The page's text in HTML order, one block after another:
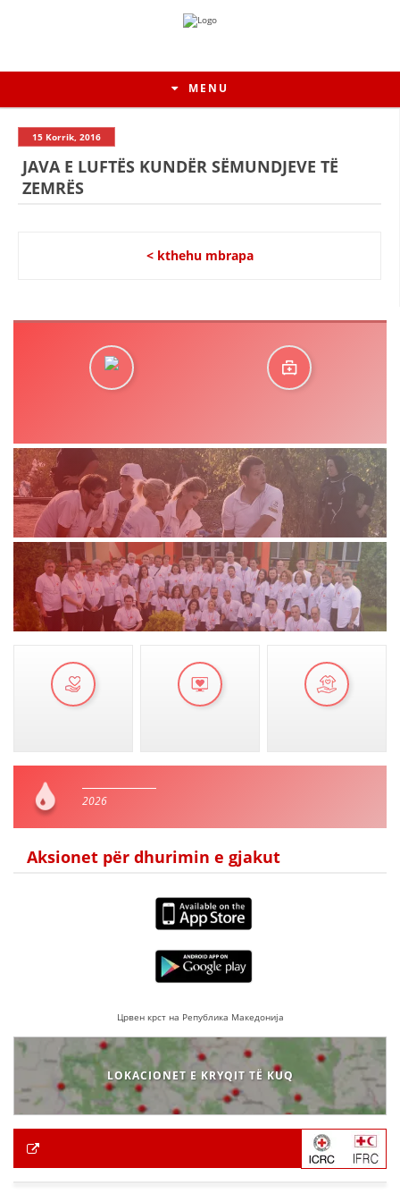
MENU
VEPRIMTARI
DORACAKË
STRATEGJI
MATERIAL EDUKATIVO INFORMATIV
PRESENTATIONS
15 Korrik, 2016
JAVA E LUFTËS KUNDËR SËMUNDJEVE TË
ZEMRËS
< kthehu mbrapa
2026
Aksionet për dhurimin e gjakut
Црвен крст на Република Македонија
LOKACIONET E KRYQIT TË KUQ